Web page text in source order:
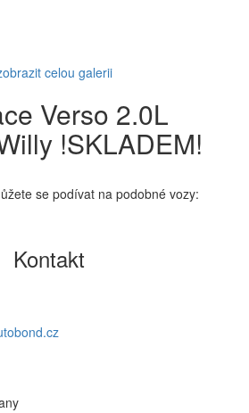
celou galerii
Verso 2.0L
!SKLADEM!
se podívat na podobné vozy:
Kontakt